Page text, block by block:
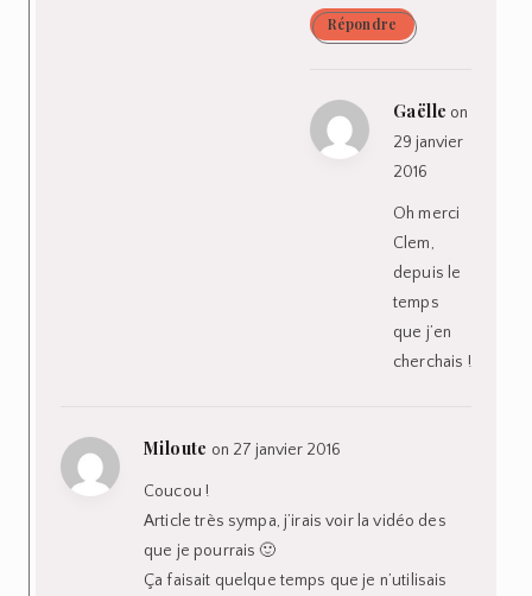
Répondre
Gaëlle on
29 janvier
2016
Oh merci
Clem,
depuis le
temps
que j’en
cherchais !
Miloute on 27 janvier 2016
Coucou !
Article très sympa, j’irais voir la vidéo des
que je pourrais 🙂
Ça faisait quelque temps que je n’utilisais